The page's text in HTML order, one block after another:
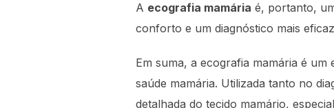
A ecografia mamária é, portanto,
conforto e um diagnóstico mais
Em suma, a ecografia mamária é
saúde mamária. Utilizada tanto no
detalhada do tecido mamário,